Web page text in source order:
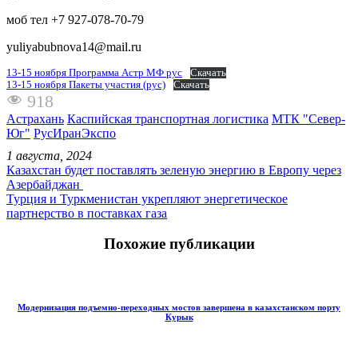
моб тел +7 927-078-70-79
yuliyabubnova14@mail.ru
13-15 ноября Программа Астр МФ рус
Скачать
13-15 ноября Пакеты участия (рус)
Скачать
918
Астрахань Каспийская транспортная логистика МТК "Север-
Юг" РусИранЭкспо
1 августа, 2024
Казахстан будет поставлять зеленую энергию в Европу через
Азербайджан
Турция и Туркменистан укрепляют энергетическое
партнерство в поставках газа
Похожие публикации
Модернизация подъемно-переходных мостов завершена в казахстанском порту
Курык